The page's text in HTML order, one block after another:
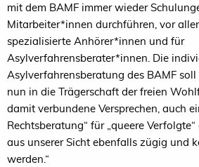
mit dem BAMF immer wieder
Mitarbeiter*innen durchführen, vor
spezialisierte Anhörer*innen und für
Asylverfahrensberater*innen. Die
Asylverfahrensberatung des BAMF
nun in die Trägerschaft der freien
damit verbundene Versprechen, auch
Rechtsberatung“ für „queere
aus unserer Sicht ebenfalls zügig und
werden.“